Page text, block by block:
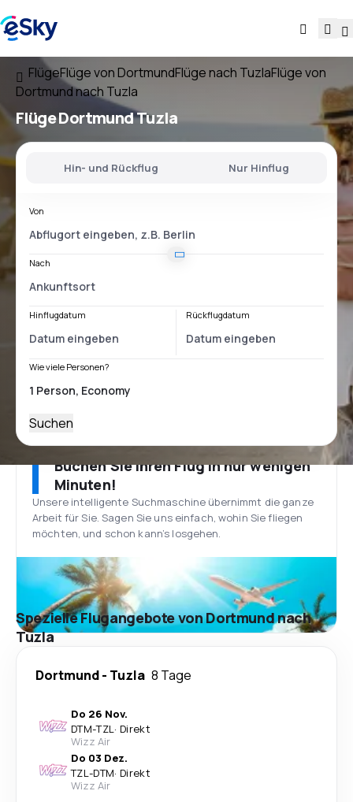
FlügeFlüge von DortmundFlüge nach TuzlaFlüge von
Dortmund nach Tuzla
FlügeDortmund Tuzla
Hin- und Rückflug Nur Hinflug
Von
Nach
Hinflugdatum Rückflugdatum
Wie viele Personen?
Suchen
Buchen Sie Ihren Flug in nur wenigen
Minuten!
Unsere intelligente Suchmaschine übernimmt die ganze
Arbeit für Sie. Sagen Sie uns einfach, wohin Sie fliegen
möchten, und schon kann’s losgehen.
Spezielle Flugangebote von Dortmund nach
Tuzla
Dortmund- Tuzla 8 Tage
Do 26 Nov.
DTM-TZL· Direkt
Wizz Air
Do 03 Dez.
TZL-DTM· Direkt
Wizz Air